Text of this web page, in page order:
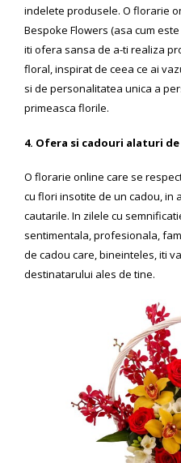
indelete produsele. O florarie
Bespoke Flowers (asa cum
iti ofera sansa de a-ti realiza
floral, inspirat de ceea ce ai
si de personalitatea unica a
primeasca florile.
4. Ofera si cadouri alaturi
O florarie online care se
cu flori insotite de un cadou, in
cautarile. In zilele cu
sentimentala, profesionala,
de cadou care, bineinteles, iti
destinatarului ales de tine.